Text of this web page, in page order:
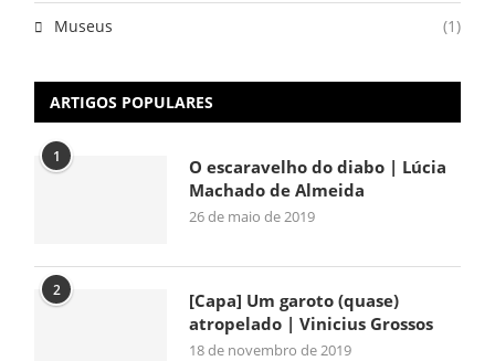
Museus (1)
ARTIGOS POPULARES
1
O escaravelho do diabo | Lúcia
Machado de Almeida
26 de maio de 2019
2
[Capa] Um garoto (quase)
atropelado | Vinicius Grossos
18 de novembro de 2019